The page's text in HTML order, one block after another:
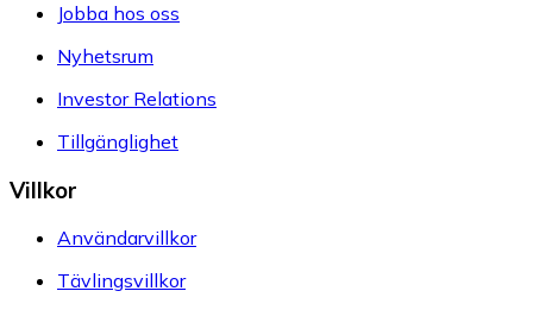
Jobba hos oss
Nyhetsrum
Investor Relations
Tillgänglighet
Villkor
Användarvillkor
Tävlingsvillkor